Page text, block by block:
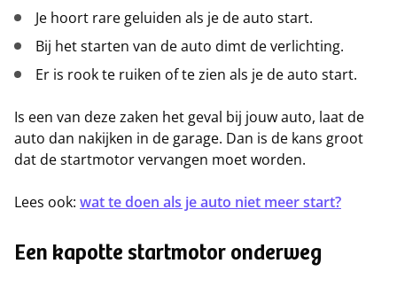
Je hoort rare geluiden als je de auto start.
Bij het starten van de auto dimt de verlichting.
Er is rook te ruiken of te zien als je de auto start.
Is een van deze zaken het geval bij jouw auto, laat de
auto dan nakijken in de garage. Dan is de kans groot
dat de startmotor vervangen moet worden.
Lees ook: wat te doen als je auto niet meer start?
Een kapotte startmotor onderweg